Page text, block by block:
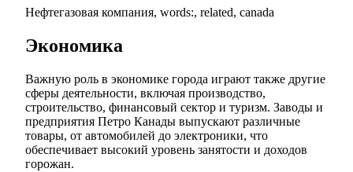
Нефтегазовая компания, words:, related, canada
Экономика
Важную роль в экономике города играют также другие
сферы деятельности, включая производство,
строительство, финансовый сектор и туризм. Заводы и
предприятия Петро Канады выпускают различные
товары, от автомобилей до электроники, что
обеспечивает высокий уровень занятости и доходов
горожан.